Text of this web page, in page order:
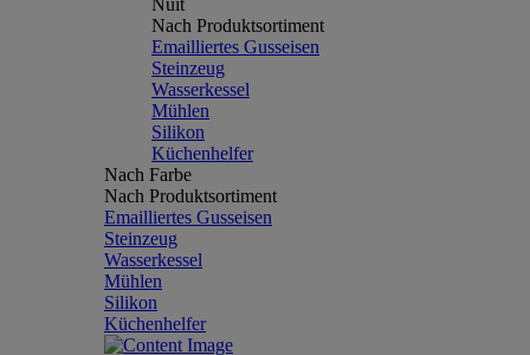
Nuit
Nach Produktsortiment
Emailliertes Gusseisen
Steinzeug
Wasserkessel
Mühlen
Silikon
Küchenhelfer
Nach Farbe
Nach Produktsortiment
Emailliertes Gusseisen
Steinzeug
Wasserkessel
Mühlen
Silikon
Küchenhelfer